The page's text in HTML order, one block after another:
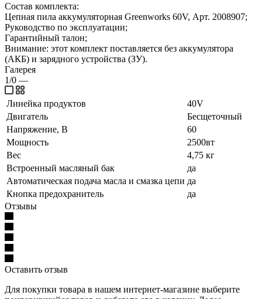
Состав комплекта:
Цепная пила аккумуляторная Greenworks 60V, Арт. 2008907;
Руководство по эксплуатации;
Гарантийный талон;
Внимание: этот комплект поставляется без аккумулятора
(АКБ) и зарядного устройства (ЗУ).
Галерея
1/0 —
Линейка продуктов
40V
Двигатель
Бесщеточный
Напряжение, В
60
Мощность
2500вт
Вес
4,75 кг
Встроенный масляный бак
да
Автоматическая подача масла и смазка цепи да
Кнопка предохранитель
да
Отзывы
Оставить отзыв
Для покупки товара в нашем интернет-магазине выберите